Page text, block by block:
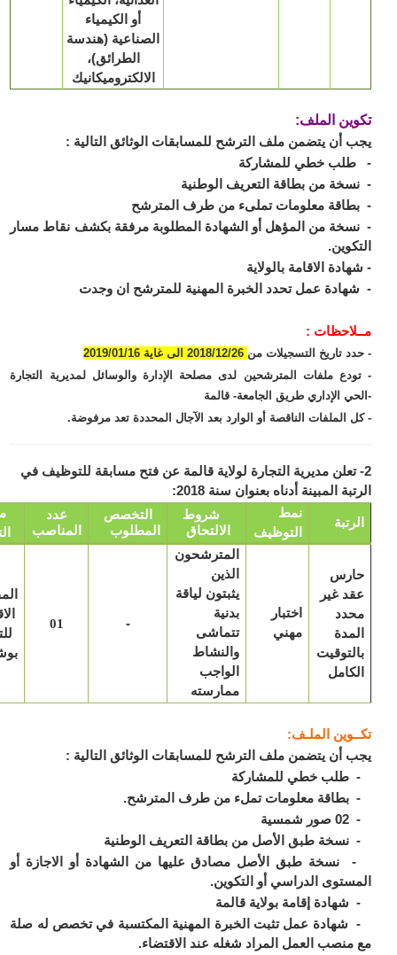
أو الكيمياء
الصناعية (هندسة
الطرائق)،
الالكتروميكانيك
الملف:
أن يتضمن ملف الترشح للمسابقات الوثائق التالية :
طلب خطي للمشاركة
من بطاقة التعريف الوطنية
معلومات تملىء من طرف المترشح
من المؤهل أو الشهادة المطلوبة مرفقة بكشف نقاط مسار
الاقامة بالولاية
عمل تحدد الخبرة المهنية للمترشح ان وجدت
:
تاريخ التسجيلات من2018/12/26 الى غاية 2019/01/16
ملفات المترشحين لدى مصلحة الإدارة والوسائل لمديرية التجارة
الإداري طريق الجامعة- قالمة
الملفات الناقصة أو الوارد بعد الآجال المحددة تعد مرفوضة.
تعلن مديرية التجارة لولاية قالمة عن فتح مسابقة للتوظيف في
المبينة أدناه بعنوان سنة 2018:
التوظيف
الالتحاق
التخصص
المطلوب
عدد
المناصب
التعيين
غير
اختبار
مهني
المترشحون
يثبتون لياقة
بدنية
تتماشى
والنشاط
ممارسته
المفتشية
الاقليمية
بوشقوف
الملـف:
أن يتضمن ملف الترشح للمسابقات الوثائق التالية :
خطي للمشاركة
معلومات تملء من طرف المترشح.
طبق الأصل من بطاقة التعريف الوطنية
طبق الأصل مصادق عليها من الشهادة أو الاجازة أو
الدراسي أو التكوين.
إقامة بولاية قالمة
عمل تثبت الخبرة المهنية المكتسبة في تخصص له صلة
العمل المراد شغله عند الاقتضاء.